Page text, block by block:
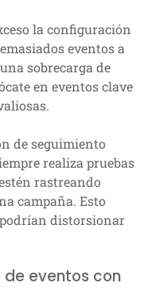
la configuración
eventos a
sobrecarga de
en eventos clave
de seguimiento
realiza pruebas
rastreando
campaña. Esto
distorsionar
eventos con